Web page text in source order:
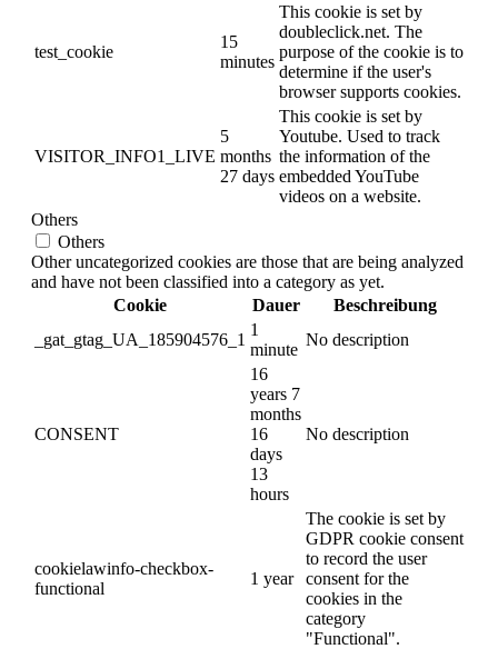
test_cookie
15
minutes
This cookie is set by
doubleclick.net. The
purpose of the cookie is to
determine if the user's
browser supports cookies.
VISITOR_INFO1_LIVE
5
months
27 days
This cookie is set by
Youtube. Used to track
the information of the
embedded YouTube
videos on a website.
Others
Others
Other uncategorized cookies are those that are being analyzed
and have not been classified into a category as yet.
Cookie
Dauer
Beschreibung
_gat_gtag_UA_185904576_1
1
minute
No description
CONSENT
16
years 7
months
16
days
13
hours
No description
cookielawinfo-checkbox-
functional
1 year
The cookie is set by
GDPR cookie consent
to record the user
consent for the
cookies in the
category
"Functional".